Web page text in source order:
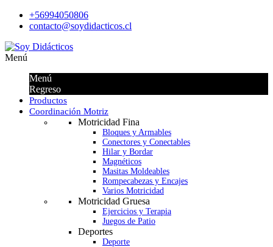
+56994050806
contacto@soydidacticos.cl
Menú
Menú
Regreso
Productos
Coordinación Motriz
Motricidad Fina
Bloques y Armables
Conectores y Conectables
Hilar y Bordar
Magnéticos
Masitas Moldeables
Rompecabezas y Encajes
Varios Motricidad
Motricidad Gruesa
Ejercicios y Terapia
Juegos de Patio
Deportes
Deporte